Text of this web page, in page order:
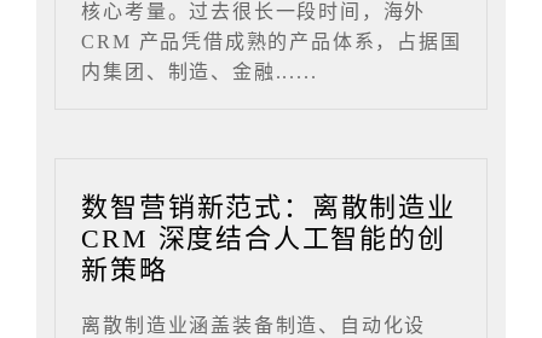
核心考量。过去很长一段时间，海外
CRM 产品凭借成熟的产品体系，占据国
内集团、制造、金融......
数智营销新范式：离散制造业
CRM 深度结合人工智能的创
新策略
离散制造业涵盖装备制造、自动化设